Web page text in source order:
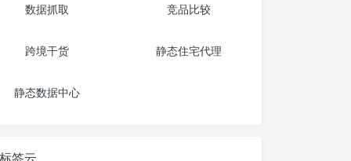
数据抓取 竞品比较
跨境干货 静态住宅代理
静态数据中心